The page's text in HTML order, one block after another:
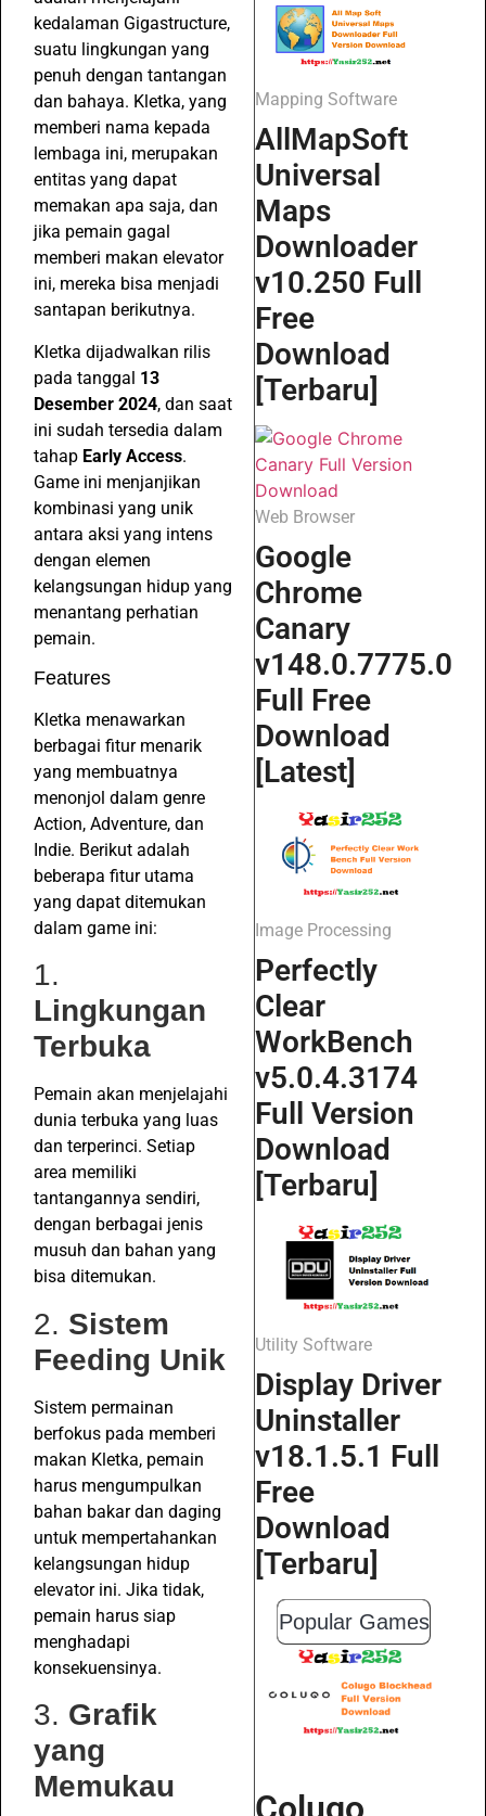
kedalaman Gigastructure,
suatu lingkungan yang
penuh dengan tantangan
dan bahaya. Kletka, yang
memberi nama kepada
lembaga ini, merupakan
entitas yang dapat
memakan apa saja, dan
jika pemain gagal
memberi makan elevator
ini, mereka bisa menjadi
santapan berikutnya.
Kletka dijadwalkan rilis
pada tanggal 13
Desember 2024, dan saat
ini sudah tersedia dalam
tahap Early Access.
Game ini menjanjikan
kombinasi yang unik
antara aksi yang intens
dengan elemen
kelangsungan hidup yang
menantang perhatian
pemain.
Features
Kletka menawarkan
berbagai fitur menarik
yang membuatnya
menonjol dalam genre
Action, Adventure, dan
Indie. Berikut adalah
beberapa fitur utama
yang dapat ditemukan
dalam game ini:
1.
Lingkungan
Terbuka
Pemain akan menjelajahi
dunia terbuka yang luas
dan terperinci. Setiap
area memiliki
tantangannya sendiri,
dengan berbagai jenis
musuh dan bahan yang
bisa ditemukan.
2. Sistem
Feeding Unik
Sistem permainan
berfokus pada memberi
makan Kletka, pemain
harus mengumpulkan
bahan bakar dan daging
untuk mempertahankan
kelangsungan hidup
elevator ini. Jika tidak,
pemain harus siap
menghadapi
konsekuensinya.
3. Grafik
yang
Memukau
Mapping Software
AllMapSoft
Universal
Maps
Downloader
v10.250 Full
Free
Download
[Terbaru]
Web Browser
Google
Chrome
Canary
v148.0.7775.0
Full Free
Download
[Latest]
Image Processing
Perfectly
Clear
WorkBench
v5.0.4.3174
Full Version
Download
[Terbaru]
Utility Software
Display Driver
Uninstaller
v18.1.5.1 Full
Free
Download
[Terbaru]
Popular Games